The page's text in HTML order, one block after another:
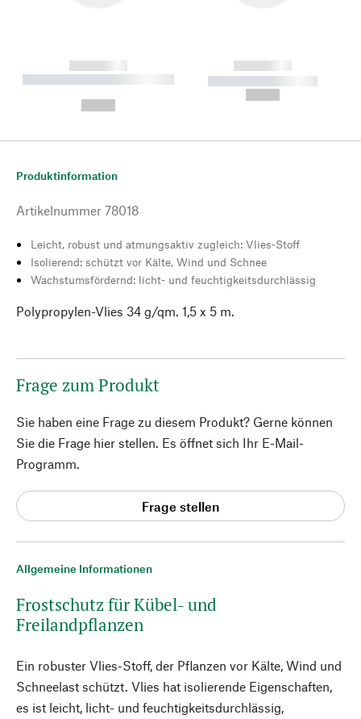
------------
----------- ----------- --------
------------
----------- -----------
Allgemeine Informationen
Frostschutz für Kübel- und
Freilandpflanzen
Ein robuster Vlies-Stoff, der Pflanzen vor Kälte, Wind und
Schneelast schützt. Vlies hat isolierende Eigenschaften,
es ist leicht, licht- und feuchtigkeitsdurchlässig,
Produktinformation
Artikelnummer 78018
Leicht, robust und atmungsaktiv zugleich: Vlies-Stoff
Isolierend: schützt vor Kälte, Wind und Schnee
Wachstumsfördernd: licht- und feuchtigkeitsdurchlässig
Polypropylen-Vlies 34 g/qm. 1,5 x 5 m.
Frage zum Produkt
Sie haben eine Frage zu diesem Produkt? Gerne können
Sie die Frage hier stellen. Es öffnet sich Ihr E-Mail-
Programm.
Frage stellen